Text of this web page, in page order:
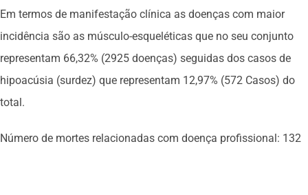
Em termos de manifestação clínica as doenças com maior
incidência são as músculo-esqueléticas que no seu conjunto
representam 66,32% (2925 doenças) seguidas dos casos de
hipoacúsia (surdez) que representam 12,97% (572 Casos) do
total.
Número de mortes relacionadas com doença profissional: 132